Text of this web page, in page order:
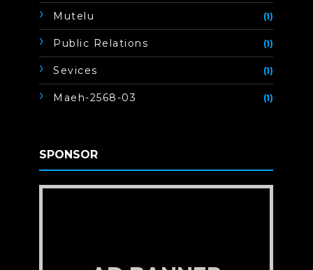
Mutelu (1)
Public Relations (1)
Sevices (1)
Maeh-2568-03 (1)
SPONSOR